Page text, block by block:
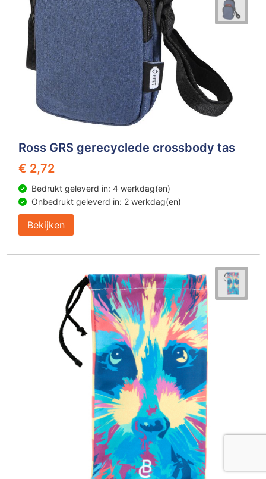
Ross GRS gerecyclede crossbody tas
€ 2,72
Bedrukt geleverd in: 4 werkdag(en)
Onbedrukt geleverd in: 2 werkdag(en)
Bekijken